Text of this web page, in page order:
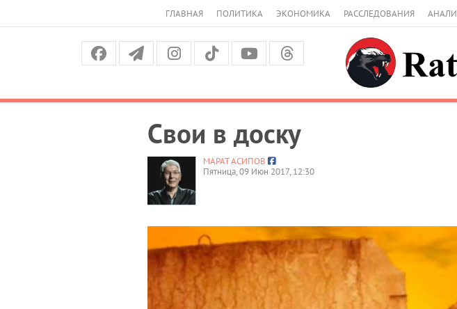
ГЛАВНАЯ ПОЛИТИКА ЭКОНОМИКА РАССЛЕДОВАНИЯ
Свои в доску
МАРАТ АСИПОВ
Пятница, 09 Июн 2017, 12:30